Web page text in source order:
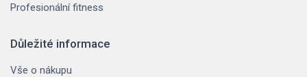
Profesionální fitness
Důležité informace
Vše o nákupu